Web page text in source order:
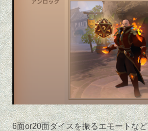
6面or20面ダイスを振るエモートなど